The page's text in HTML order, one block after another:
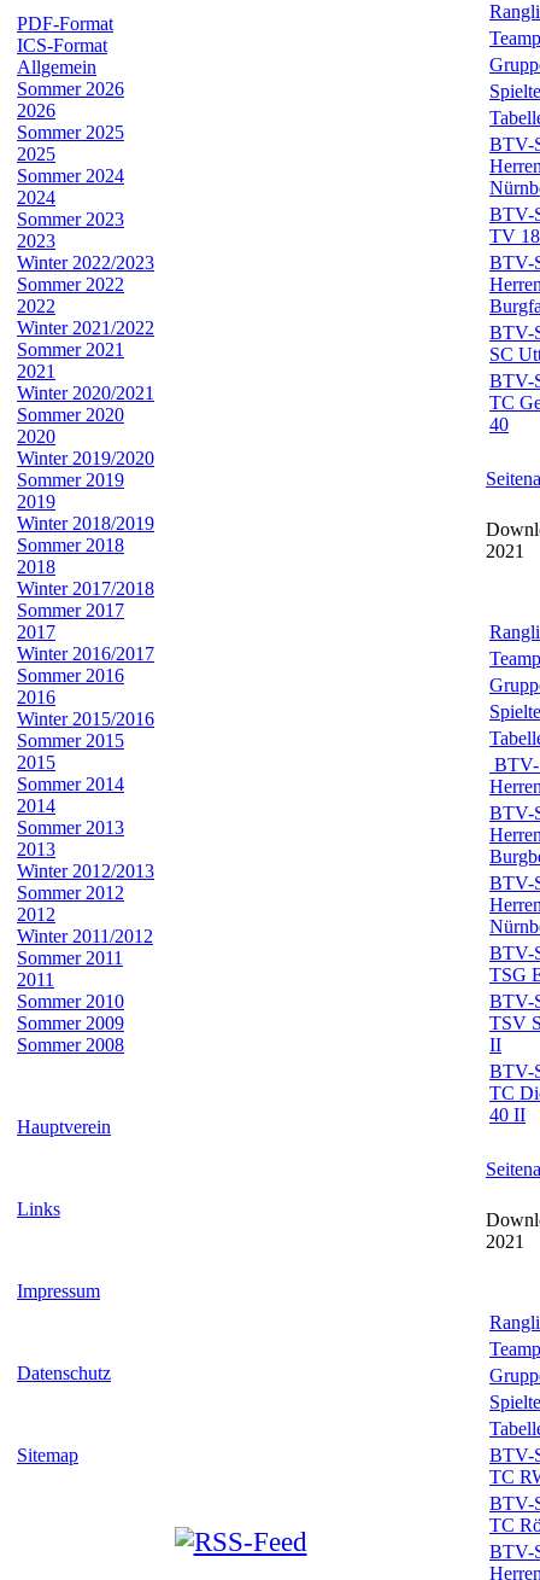
PDF-Format
ICS-Format
Allgemein
Sommer 2026
2026
Sommer 2025
2025
Sommer 2024
2024
Sommer 2023
2023
Winter 2022/2023
Sommer 2022
2022
Winter 2021/2022
Sommer 2021
2021
Winter 2020/2021
Sommer 2020
2020
Winter 2019/2020
Sommer 2019
2019
Winter 2018/2019
Sommer 2018
2018
Winter 2017/2018
Sommer 2017
2017
Winter 2016/2017
Sommer 2016
2016
Winter 2015/2016
Sommer 2015
2015
Sommer 2014
2014
Sommer 2013
2013
Winter 2012/2013
Sommer 2012
2012
Winter 2011/2012
Sommer 2011
2011
Sommer 2010
Sommer 2009
Sommer 2008
Hauptverein
Links
Impressum
Datenschutz
Sitemap
BTV-
BTV-
TV
BTV-
BTV-
SC
BTV-
TC
40
2021
BTV-
BTV-
BTV-
BTV-
TSG
BTV-
TSV
II
BTV-
TC
40 II
2021
BTV-
TC
BTV-
TC
BTV-